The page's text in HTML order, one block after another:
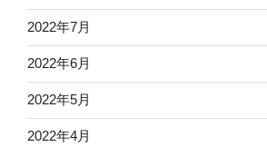
2022年7月
2022年6月
2022年5月
2022年4月